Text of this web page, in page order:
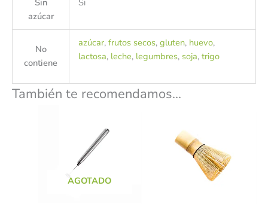
Sin
azúcar
Si
No
contiene
azúcar, frutos secos, gluten, huevo,
lactosa, leche, legumbres, soja, trigo
También te recomendamos…
AGOTADO